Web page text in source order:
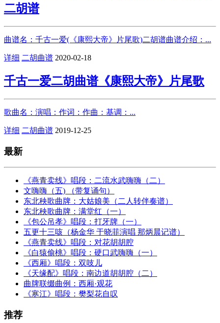
二胡谱
曲谱名：千古一爱(《康熙大帝》片尾歌)二胡谱曲谱介绍：...
详细 二胡曲谱 2020-02-18
千古一爱二胡曲谱《康熙大帝》片尾歌
歌曲名：演唱：作词：作曲：基调：...
详细 二胡曲谱 2019-12-25
最新
《燕青卖线》唱段：二流水武嗨嗨（二）
文嗨嗨（五) （带复诵句）
东北秧歌曲牌：大姑娘美（二人转伴奏谱）
东北秧歌曲牌：满堂红（一）
《包公吊孝》唱段：打牙牌（一）
五更十三咳（杨金华 于晓菲演唱 那炳晨记谱）
《燕青卖线》唱段：对花胡胡腔
《白猿偷桃》唱段：硬口武嗨嗨（一）
《西厢》唱段：双吱儿
《天缘配》唱段：南边道胡胡腔（二）
曲牌联缀曲例：西厢·观花
《寒江》唱段：樊梨花自叹
推荐